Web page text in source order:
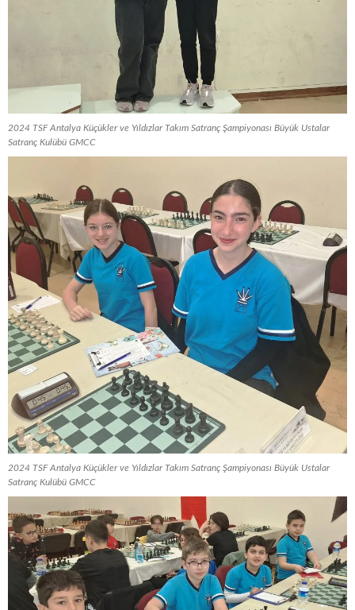
2024 TSF Antalya Küçükler ve Yıldızlar Takım Satranç Şampiyonası Büyük Ustalar
Satranç Kulübü GMCC
2024 TSF Antalya Küçükler ve Yıldızlar Takım Satranç Şampiyonası Büyük Ustalar
Satranç Kulübü GMCC